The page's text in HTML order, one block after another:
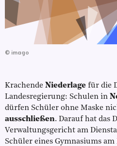
© imago
Krachende Niederlage für die
Landesregierung: Schulen in
dürfen Schüler ohne Maske
ausschließen. Darauf hat das
Verwaltungsgericht am
Schüler eines Gymnasiums